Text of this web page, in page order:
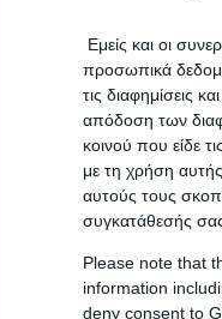
Εμείς και οι
προσωπικά
τις διαφημίσεις
απόδοση των
κοινού που είδε
με τη χρήση
αυτούς τους
συγκατάθεσής
Please note that
information
deny consent to